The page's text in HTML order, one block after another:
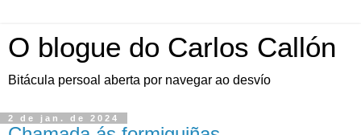
O blogue do Carlos Callón
Bitácula persoal aberta por navegar ao desvío
2 de jan. de 2024